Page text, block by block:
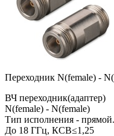
Переходник N(female) -
ВЧ переходник(адаптер)
N(female) - N(female)
Тип исполнения - прямой.
До 18 ГГц, КСВ≤1,25